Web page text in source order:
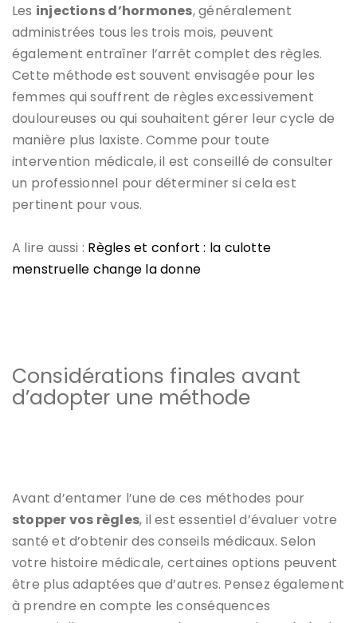
Les injections d’hormones, généralement
administrées tous les trois mois, peuvent
également entraîner l’arrêt complet des règles.
Cette méthode est souvent envisagée pour les
femmes qui souffrent de règles excessivement
douloureuses ou qui souhaitent gérer leur cycle de
manière plus laxiste. Comme pour toute
intervention médicale, il est conseillé de consulter
un professionnel pour déterminer si cela est
pertinent pour vous.
A lire aussi : Règles et confort : la culotte
menstruelle change la donne
Considérations finales avant
d’adopter une méthode
Avant d’entamer l’une de ces méthodes pour
stopper vos règles, il est essentiel d’évaluer votre
santé et d’obtenir des conseils médicaux. Selon
votre histoire médicale, certaines options peuvent
être plus adaptées que d’autres. Pensez également
à prendre en compte les conséquences